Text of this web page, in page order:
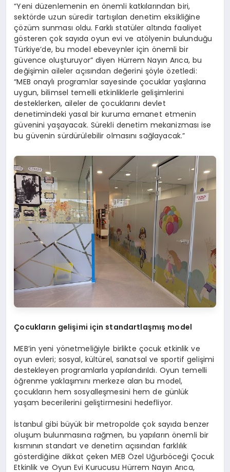
“Yeni düzenlemenin en önemli katkılarından biri,
sektörde uzun süredir tartışılan denetim eksikliğine
çözüm sunması oldu. Farklı statüler altında faaliyet
gösteren çok sayıda oyun evi ve atölyenin bulunduğu
Türkiye’de, bu model ebeveynler için önemli bir
güvence oluşturuyor” diyen Hürrem Nayın Arıca, bu
değişimin aileler açısından değerini şöyle özetledi:
“MEB onaylı programlar sayesinde çocuklar yaşlarına
uygun, bilimsel temelli etkinliklerle gelişimlerini
desteklerken, aileler de çocuklarını devlet
denetimindeki yasal bir kuruma emanet etmenin
güvenini yaşayacak. Sürekli denetim mekanizması ise
bu güvenin sürdürülebilir olmasını sağlayacak.”
Çocukların gelişimi için standartlaşmış model
MEB’in yeni yönetmeliğiyle birlikte çocuk etkinlik ve
oyun evleri; sosyal, kültürel, sanatsal ve sportif gelişimi
destekleyen programlarla yapılandırıldı. Oyun temelli
öğrenme yaklaşımını merkeze alan bu model,
çocukların hem sosyalleşmesini hem de günlük
yaşam becerilerini geliştirmesini hedefliyor.
İstanbul gibi büyük bir metropolde çok sayıda benzer
oluşum bulunmasına rağmen, bu yapıların önemli bir
kısmının standart ve denetim açısından farklılık
gösterdiğine dikkat çeken MEB Özel Uğurböceği Çocuk
Etkinlik ve Oyun Evi Kurucusu Hürrem Nayın Arıca,